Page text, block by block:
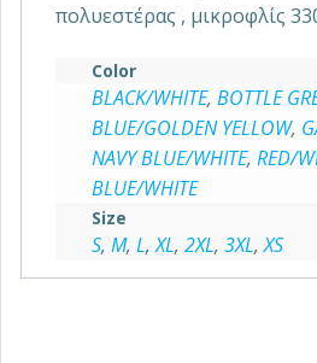
πολυεστέρας , μικροφλίς
Color
BLACK/WHITE, BOTTLE
BLUE/GOLDEN YELLOW,
NAVY BLUE/WHITE, RED/
BLUE/WHITE
Size
S, M, L,XL, 2XL, 3XL,XS